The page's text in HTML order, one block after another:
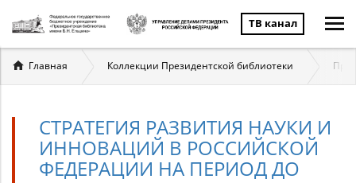
ТВ канал
Вы
здесь
Главная Коллекции Президентской библиотеки
СТРАТЕГИЯ РАЗВИТИЯ НАУКИ И
ИННОВАЦИЙ В РОССИЙСКОЙ
ФЕДЕРАЦИИ НА ПЕРИОД ДО